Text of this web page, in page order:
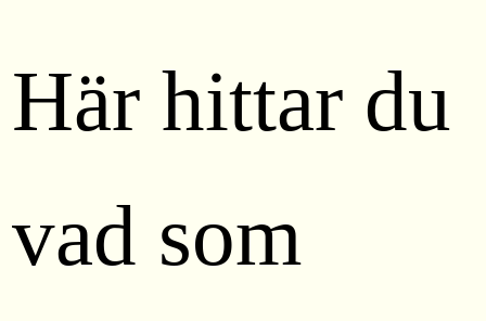
Här hittar du
vad som